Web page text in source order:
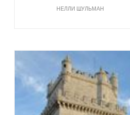
НЕЛЛИ ШУЛЬМАН